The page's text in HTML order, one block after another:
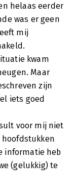
helaas eerder
was er geen
mij
kwam
Maar
zijn
iets goed
voor mij niet
informatie heb
(gelukkig) te